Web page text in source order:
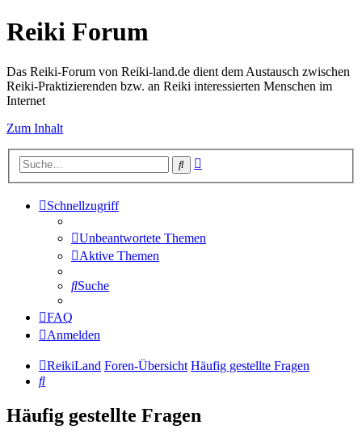
Reiki Forum
Das Reiki-Forum von Reiki-land.de dient dem Austausch zwischen
Reiki-Praktizierenden bzw. an Reiki interessierten Menschen im
Internet
Zum Inhalt
Suche
Schnellzugriff
Unbeantwortete Themen
Aktive Themen
Suche
FAQ
Anmelden
ReikiLand Foren-Übersicht Häufig gestellte Fragen
Suche
Häufig gestellte Fragen